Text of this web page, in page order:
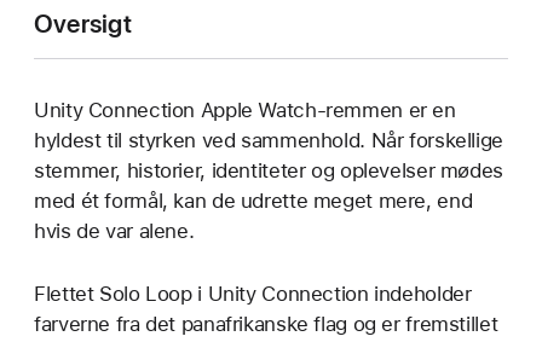
Oversigt
Unity Connection Apple Watch-remmen er en
hyldest til styrken ved sammenhold. Når forskellige
stemmer, historier, identiteter og oplevelser mødes
med ét formål, kan de udrette meget mere, end
hvis de var alene.
Flettet Solo Loop i Unity Connection indeholder
farverne fra det panafrikanske flag og er fremstillet